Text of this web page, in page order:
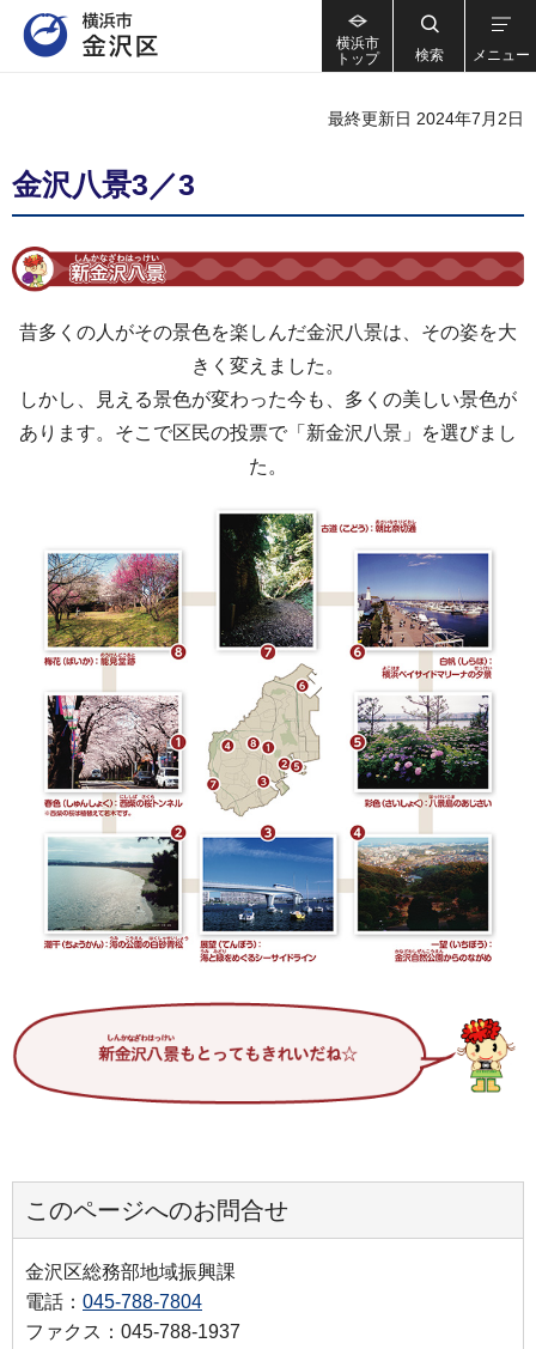
横浜市
トップ
検索 メニュー
最終更新日 2024年7月2日
金沢八景3／3
昔多くの人がその景色を楽しんだ金沢八景は、その姿を大
きく変えました。
しかし、見える景色が変わった今も、多くの美しい景色が
あります。そこで区民の投票で「新金沢八景」を選びまし
た。
このページへのお問合せ
金沢区総務部地域振興課
電話： 045-788-7804
ファクス：045-788-1937